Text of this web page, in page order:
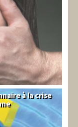
à la crise